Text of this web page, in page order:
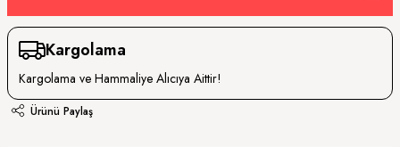
Kargolama
Kargolama ve Hammaliye Alıcıya Aittir!
Ürünü Paylaş